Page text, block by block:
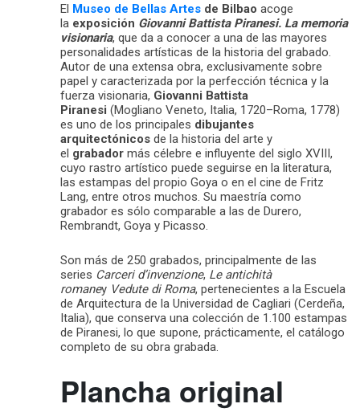
El Museo de Bellas Artes de Bilbao acoge
la exposición Giovanni Battista Piranesi. La memoria
visionaria, que da a conocer a una de las mayores
personalidades artísticas de la historia del grabado.
Autor de una extensa obra, exclusivamente sobre
papel y caracterizada por la perfección técnica y la
fuerza visionaria, Giovanni Battista
Piranesi (Mogliano Veneto, Italia, 1720–Roma, 1778)
es uno de los principales dibujantes
arquitectónicos de la historia del arte y
el grabador más célebre e influyente del siglo XVIII,
cuyo rastro artístico puede seguirse en la literatura,
las estampas del propio Goya o en el cine de Fritz
Lang, entre otros muchos. Su maestría como
grabador es sólo comparable a las de Durero,
Rembrandt, Goya y Picasso.
Son más de 250 grabados, principalmente de las
series Carceri d’invenzione, Le antichità
romaney Vedute di Roma, pertenecientes a la Escuela
de Arquitectura de la Universidad de Cagliari (Cerdeña,
Italia), que conserva una colección de 1.100 estampas
de Piranesi, lo que supone, prácticamente, el catálogo
completo de su obra grabada.
Plancha original